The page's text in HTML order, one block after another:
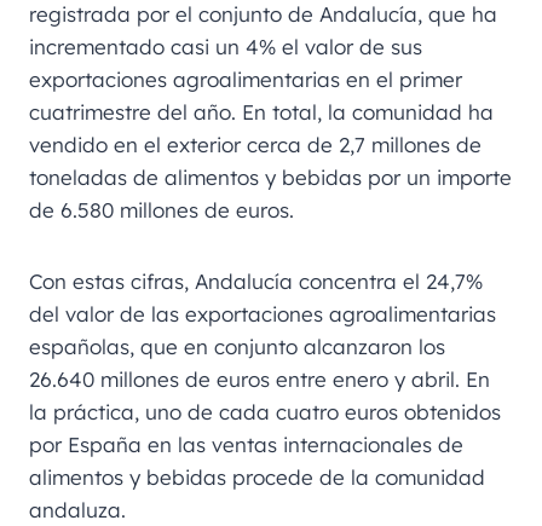
registrada por el conjunto de Andalucía, que ha
incrementado casi un 4% el valor de sus
exportaciones agroalimentarias en el primer
cuatrimestre del año. En total, la comunidad ha
vendido en el exterior cerca de 2,7 millones de
toneladas de alimentos y bebidas por un importe
de 6.580 millones de euros.
Con estas cifras, Andalucía concentra el 24,7%
del valor de las exportaciones agroalimentarias
españolas, que en conjunto alcanzaron los
26.640 millones de euros entre enero y abril. En
la práctica, uno de cada cuatro euros obtenidos
por España en las ventas internacionales de
alimentos y bebidas procede de la comunidad
andaluza.